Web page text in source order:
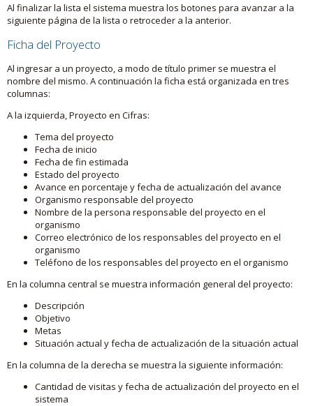
Al finalizar la lista el sistema muestra los botones para avanzar a la
siguiente página de la lista o retroceder a la anterior.
Ficha del Proyecto
Al ingresar a un proyecto, a modo de título primer se muestra el
nombre del mismo. A continuación la ficha está organizada en tres
columnas:
A la izquierda, Proyecto en Cifras:
Tema del proyecto
Fecha de inicio
Fecha de fin estimada
Estado del proyecto
Avance en porcentaje y fecha de actualización del avance
Organismo responsable del proyecto
Nombre de la persona responsable del proyecto en el
organismo
Correo electrónico de los responsables del proyecto en el
organismo
Teléfono de los responsables del proyecto en el organismo
En la columna central se muestra información general del proyecto:
Descripción
Objetivo
Metas
Situación actual y fecha de actualización de la situación actual
En la columna de la derecha se muestra la siguiente información:
Cantidad de visitas y fecha de actualización del proyecto en el
sistema